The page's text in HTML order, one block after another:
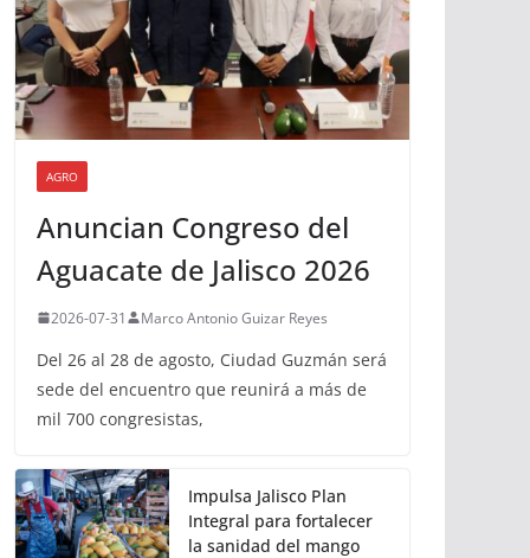
AGRO
Anuncian Congreso del
Aguacate de Jalisco 2026
2026-07-31 Marco Antonio Guizar Reyes
Del 26 al 28 de agosto, Ciudad Guzmán será
sede del encuentro que reunirá a más de
mil 700 congresistas,
Impulsa Jalisco Plan
Integral para fortalecer
la sanidad del mango